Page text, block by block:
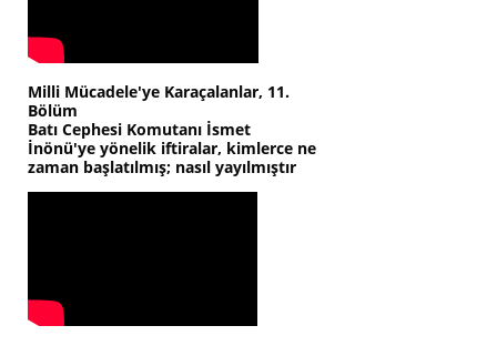
Milli Mücadele'ye Karaçalanlar, 11.
Bölüm
Batı Cephesi Komutanı İsmet
İnönü'ye yönelik iftiralar, kimlerce ne
zaman başlatılmış; nasıl yayılmıştır